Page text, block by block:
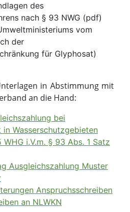
des
nach § 93 NWG (pdf)
vom
der
für Glyphosat)
in Abstimmung mit
an die Hand:
bei
Wasserschutzgebieten
i.V.m. § 93 Abs. 1 Satz
Ausgleichszahlung Muster
Anspruchsschreiben
an NLWKN